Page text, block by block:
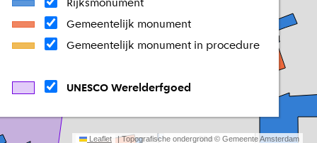
Rijksmonument
Gemeentelijk monument
Gemeentelijk monument in procedure
UNESCO Werelderfgoed
50 m
Leaflet | Topografische ondergrond © Gemeente Amsterdam